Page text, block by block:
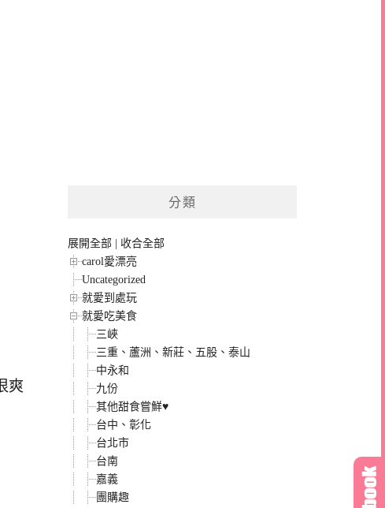
爽
分類
展開全部 | 收合全部
carol愛漂亮
Uncategorized
就愛到處玩
就愛吃美食
三峽
三重、蘆洲、新莊、五股、泰山
中永和
九份
其他甜食嘗鮮♥
台中、彰化
台北市
台南
嘉義
團購趣